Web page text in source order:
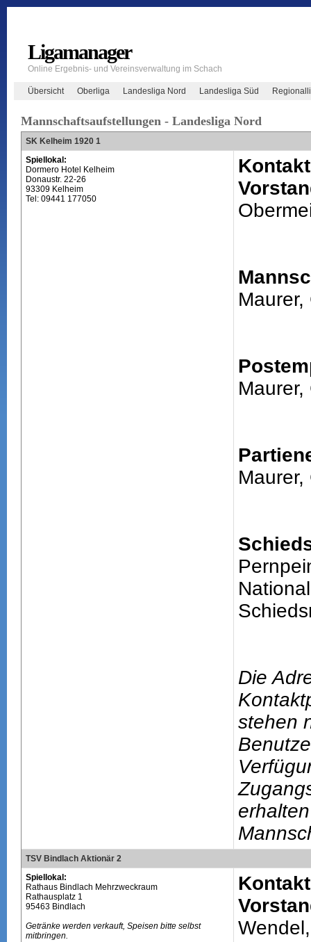
Ligamanager
Online Ergebnis- und Vereinsverwaltung im Schach
Übersicht Oberliga Landesliga Nord Landesliga Süd
Mannschaftsaufstellungen - Landesliga Nord
SK Kelheim 1920 1
Spiellokal:
Dormero Hotel Kelheim
Donaustr. 22-26
93309 Kelheim
Tel: 09441 177050
Maurer,
Maurer,
Maurer,
Die
stehen
TSV Bindlach Aktionär 2
Spiellokal:
Rathaus Bindlach Mehrzweckraum
Rathausplatz 1
95463 Bindlach
Getränke werden verkauft, Speisen bitte selbst
mitbringen.